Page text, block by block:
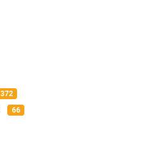
372
66